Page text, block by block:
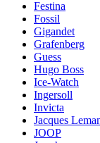
Festina
Fossil
Gigandet
Grafenberg
Guess
Hugo Boss
Ice-Watch
Ingersoll
Invicta
Jacques
JOOP